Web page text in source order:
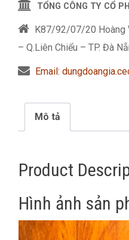
TỔNG CÔNG TY CỔ
K87/92/07/20 Hoàng
– Q.Liên Chiểu – TP. Đà
Email:
Mô tả
Product
Hình ảnh sản